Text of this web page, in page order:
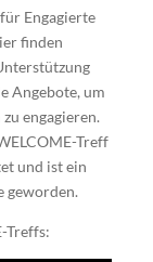
Engagierte
finden
Angebote, um
engagieren.
Treff
und ist ein
geworden.
Treffs: